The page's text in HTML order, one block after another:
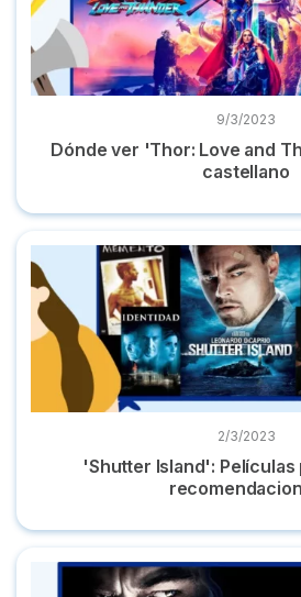
9/3/2023
Dónde ver 'Thor: Love and
castellano
'Shutter Island': Películas parecidas
2/3/2023
'Shutter Island':
Dónde ver la película ‘Shutter